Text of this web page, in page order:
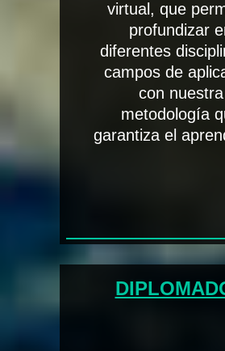
virtual, que
profundizar
diferentes
campos de
con nuestra
metodología
garantiza el